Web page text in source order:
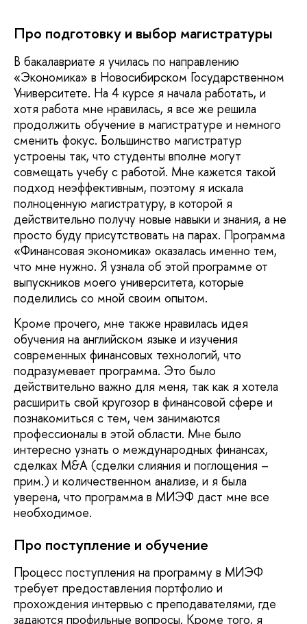
Про подготовку и выбор магистратуры
В бакалавриате я училась по направлению
«Экономика» в Новосибирском Государственном
Университете. На 4 курсе я начала работать, и
хотя работа мне нравилась, я все же решила
продолжить обучение в магистратуре и немного
сменить фокус. Большинство магистратур
устроены так, что студенты вполне могут
совмещать учебу с работой. Мне кажется такой
подход неэффективным, поэтому я искала
полноценную магистратуру, в которой я
действительно получу новые навыки и знания, а не
просто буду присутствовать на парах. Программа
«Финансовая экономика» оказалась именно тем,
что мне нужно. Я узнала об этой программе от
выпускников моего университета, которые
поделились со мной своим опытом.
Кроме прочего, мне также нравилась идея
обучения на английском языке и изучения
современных финансовых технологий, что
подразумевает программа. Это было
действительно важно для меня, так как я хотела
расширить свой кругозор в финансовой сфере и
познакомиться с тем, чем занимаются
профессионалы в этой области. Мне было
интересно узнать о международных финансах,
сделках M&A (сделки слияния и поглощения –
прим.) и количественном анализе, и я была
уверена, что программа в МИЭФ даст мне все
необходимое.
Про поступление и обучение
Процесс поступления на программу в МИЭФ
требует предоставления портфолио и
прохождения интервью с преподавателями, где
задаются профильные вопросы. Кроме того, я